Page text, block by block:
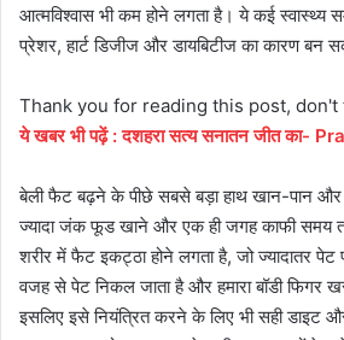
आत्मविश्वास भी कम होने लगता है। ये कई स्वास्थ्य
प्रेशर, हार्ट डिजीज और डायबिटीज का कारण बन
Thank you for reading this post,
ये खबर भी पढ़ें: दशहरा सत्य सनातन जीत का-
बेली फैट बढ़ने के पीछे सबसे बड़ा हाथ खान-पान और
ज्यादा जंक फूड खाने और एक ही जगह काफी समय
शरीर में फैट इकट्ठा होने लगता है, जो ज्यादातर पेट
वजह से पेट निकल जाता है और हमारा बॉडी फिगर
इसलिए इसे नियंत्रित करने के लिए भी सही डाइट